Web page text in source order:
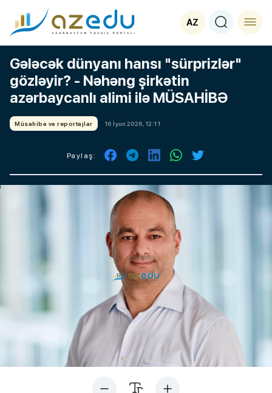
AZ
Gələcək dünyanı hansı "sürprizlər"
gözləyir? - Nəhəng şirkətin
azərbaycanlı alimi ilə MÜSAHİBƏ
Müsahibə və reportajlar 16 İyun 2026, 12:11
Paylaş: